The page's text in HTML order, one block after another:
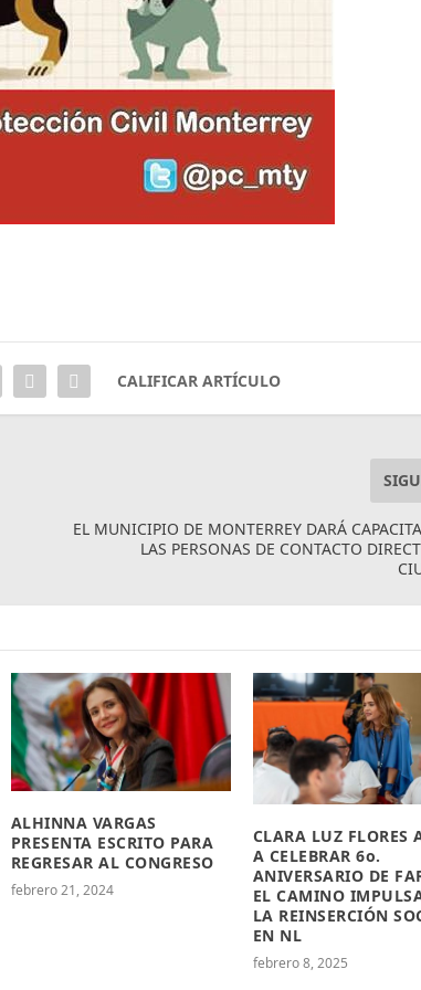
CALIFICAR ARTÍCULO
EL MUNICIPIO DE MONTERREY DARÁ
LAS PERSONAS DE CONTACTO
ALHINNA VARGAS
PRESENTA ESCRITO PARA
REGRESAR AL CONGRESO
febrero 21, 2024
CLARA LUZ FLORES
A CELEBRAR 6o.
ANIVERSARIO DE
EL CAMINO
LA REINSERCIÓN
EN NL
febrero 8, 2025